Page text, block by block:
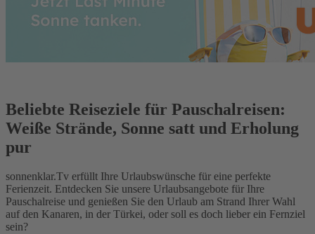
Beliebte Reiseziele für Pauschalreisen:
Weiße Strände, Sonne satt und Erholung
pur
sonnenklar.Tv erfüllt Ihre Urlaubswünsche für eine perfekte
Ferienzeit. Entdecken Sie unsere Urlaubsangebote für Ihre
Pauschalreise und genießen Sie den Urlaub am Strand Ihrer Wahl
auf den Kanaren, in der Türkei, oder soll es doch lieber ein Fernziel
sein?